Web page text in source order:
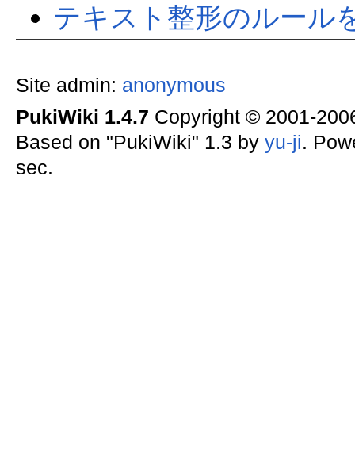
テキスト整形のルール
Site admin: anonymous
PukiWiki 1.4.7 Copyright © 2001-
Based on "PukiWiki" 1.3 by yu-ji.
sec.